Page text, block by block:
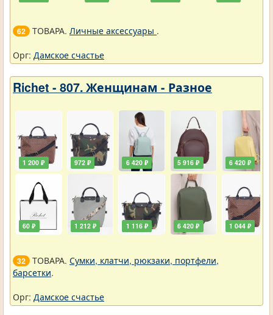
62 ТОВАРА. Личные аксессуары .
Орг: Дамское счастье
Richet - 807. Женщинам - Разное
1 200 ₽
60 ₽
972 ₽
1 212 ₽
6 420 ₽
1 116 ₽
5 916 ₽
6 420 ₽
6 420 ₽
1 044 ₽
32 ТОВАРА. Сумки, клатчи, рюкзаки, портфели,
барсетки.
Орг: Дамское счастье